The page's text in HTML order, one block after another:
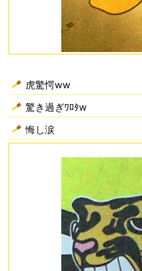
虎驚愕ww
驚き過ぎﾜﾛﾀw
悔し涙